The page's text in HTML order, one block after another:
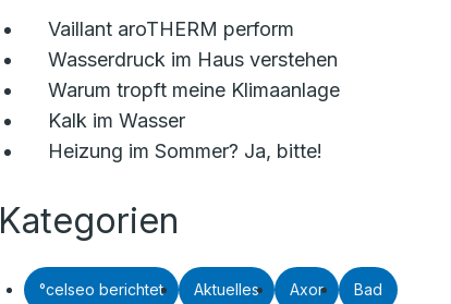
Vaillant aroTHERM perform
Wasserdruck im Haus verstehen
Warum tropft meine Klimaanlage
Kalk im Wasser
Heizung im Sommer? Ja, bitte!
Kategorien
°celseo berichtet Aktuelles Axor Bad